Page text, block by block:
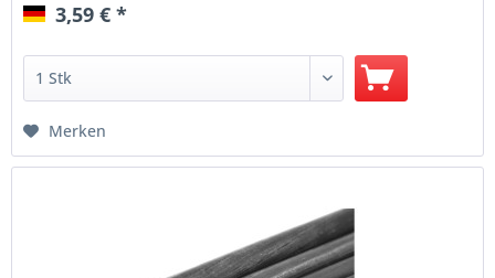
3,59 € *
Merken